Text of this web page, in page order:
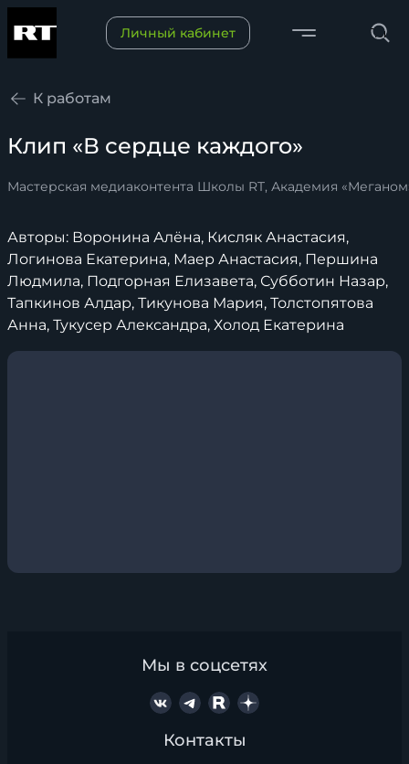
Поиск
Личный кабинет
К работам
Клип «В сердце каждого»
Мастерская медиаконтента Школы RT, Академия
Авторы: Воронина Алёна, Кисляк Анастасия,
Логинова Екатерина, Маер Анастасия, Першина
Людмила, Подгорная Елизавета, Субботин Назар,
Тапкинов Алдар, Тикунова Мария, Толстопятова
Анна, Тукусер Александра, Холод Екатерина
Мы в соцсетях
Контакты